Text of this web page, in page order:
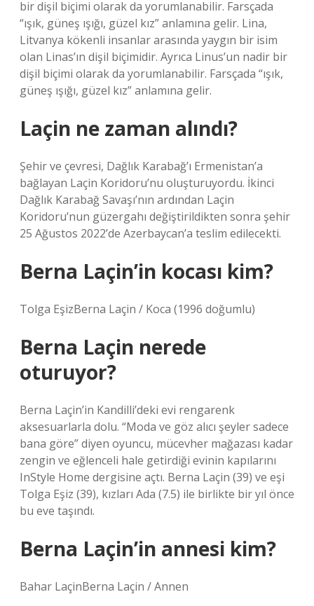
bir dişil biçimi olarak da yorumlanabilir. Farsçada
“ışık, güneş ışığı, güzel kız” anlamına gelir. Lina,
Litvanya kökenli insanlar arasında yaygın bir isim
olan Linas’ın dişil biçimidir. Ayrıca Linus’un nadir bir
dişil biçimi olarak da yorumlanabilir. Farsçada “ışık,
güneş ışığı, güzel kız” anlamına gelir.
Laçin ne zaman alındı?
Şehir ve çevresi, Dağlık Karabağ’ı Ermenistan’a
bağlayan Laçin Koridoru’nu oluşturuyordu. İkinci
Dağlık Karabağ Savaşı’nın ardından Laçin
Koridoru’nun güzergahı değiştirildikten sonra şehir
25 Ağustos 2022’de Azerbaycan’a teslim edilecekti.
Berna Laçin’in kocası kim?
Tolga EşizBerna Laçin / Koca (1996 doğumlu)
Berna Laçin nerede
oturuyor?
Berna Laçin’in Kandilli’deki evi rengarenk
aksesuarlarla dolu. “Moda ve göz alıcı şeyler sadece
bana göre” diyen oyuncu, mücevher mağazası kadar
zengin ve eğlenceli hale getirdiği evinin kapılarını
InStyle Home dergisine açtı. Berna Laçin (39) ve eşi
Tolga Eşiz (39), kızları Ada (7.5) ile birlikte bir yıl önce
bu eve taşındı.
Berna Laçin’in annesi kim?
Bahar LaçinBerna Laçin / Annen